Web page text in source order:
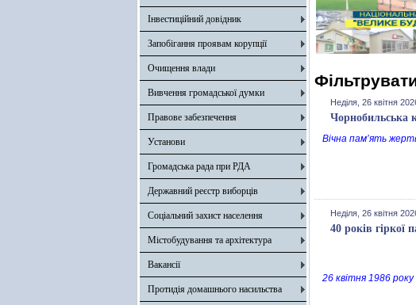
Інвестиційний довідник
Запобігання проявам корупції
Очищення влади
Вивчення громадської думки
Правове забезпечення
Установи
Громадська рада при РДА
Державний реєстр виборців
Соціальний захист населення
Містобудування та архітектура
Вакансії
Протидія домашнього насильства
Неділя, 26 квітня
Чорнобильська
Вічна пам’ять
Неділя, 26 квітня
40 років гіркої
26 квітня 1986